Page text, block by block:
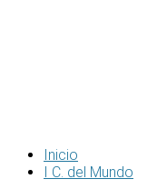
Inicio
I C. del Mundo